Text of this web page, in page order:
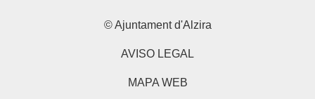
© Ajuntament d'Alzira
AVISO LEGAL
MAPA WEB